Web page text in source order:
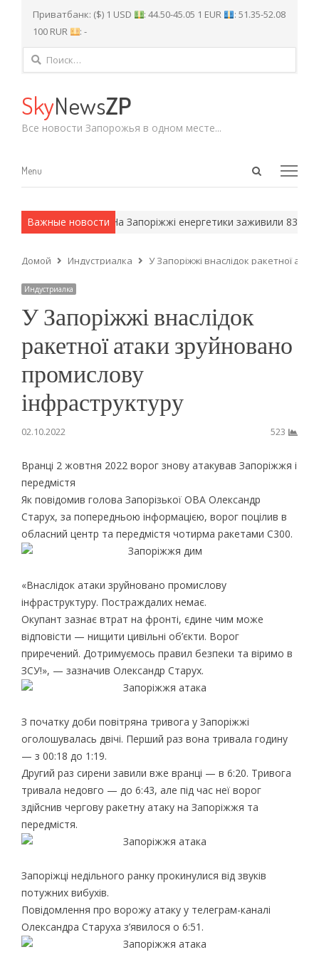
Приватбанк: ($) 1 USD : 44.50-45.05 1 EUR
: 51.35-52.08
100 RUR
: -
Найти:
SkyNewsZP
Все новости Запорожья в одном месте...
Open
Menu
Menu
Важные новости
методы. На Запоріжжі енергетики заживили 83
Домой Индустриалка У Запоріжжі внаслідок ракетної
Индустриалка
У Запоріжжі внаслідок
ракетної атаки зруйновано
промислову
інфраструктуру
02.10.2022 523
Вранці 2 жовтня 2022 ворог знову атакував Запоріжжя і
передмістя
Як повідомив голова Запорізької ОВА Олександр
Старух, за попередньою інформацією, ворог поцілив в
обласний центр та передмістя чотирма ракетами С300.
«Внаслідок атаки зруйновано промислову
інфраструктуру. Постраждалих немає.
Окупант зазнає втрат на фронті, єдине чим може
відповісти — нищити цивільні об’єкти. Ворог
приречений. Дотримуємось правил безпеки та віримо в
ЗСУ!», — зазначив Олександр Старух.
З початку доби повітряна тривога у Запоріжжі
оголошувалась двічі. Перший раз вона тривала годину
— з 00:18 до 1:19.
Другий раз сирени завили вже вранці — в 6:20. Тривога
тривала недовго — до 6:43, але під час неї ворог
здійснив чергову ракетну атаку на Запоріжжя та
передмістя.
Запоріжці недільного ранку прокинулися від звуків
потужних вибухів.
Повідомлення про ворожу атаку у телеграм-каналі
Олександра Старуха з’явилося о 6:51.